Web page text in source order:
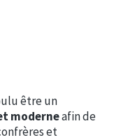
être un
moderneafin de
et